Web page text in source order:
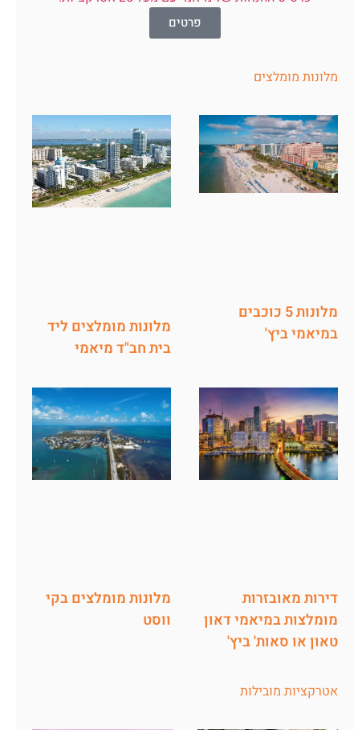
פרטים
מלונות מומלצים
מלונות 5 כוכבים
במיאמי ביץ'
מלונות מומלצים ליד
בית חב"ד מיאמי
דירות מאובזרות
מומלצות במיאמי דאון
טאון או סאות' ביץ'
מלונות מומלצים בקי
ווסט
אטרקציות מובילות